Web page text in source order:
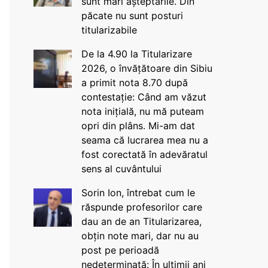
păcate nu sunt posturi
titularizabile
De la 4.90 la Titularizare
2026, o învățătoare din Sibiu
a primit nota 8.70 după
contestație: Când am văzut
nota inițială, nu mă puteam
opri din plâns. Mi-am dat
seama că lucrarea mea nu a
fost corectată în adevăratul
sens al cuvântului
Sorin Ion, întrebat cum le
răspunde profesorilor care
dau an de an Titularizarea,
obțin note mari, dar nu au
post pe perioadă
nedeterminată: În ultimii ani